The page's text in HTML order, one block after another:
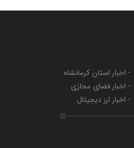
- اخبار استان کرمانشاه
- اخبار فضای مجازی
- اخبار ارز دیجیتال